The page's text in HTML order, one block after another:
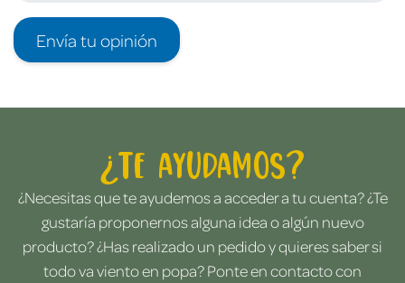
Envía tu opinión
¿Te ayudamos?
¿Necesitas que te ayudemos a acceder a tu cuenta? ¿Te
gustaría proponernos alguna idea o algún nuevo
producto? ¿Has realizado un pedido y quieres saber si
todo va viento en popa? Ponte en contacto con